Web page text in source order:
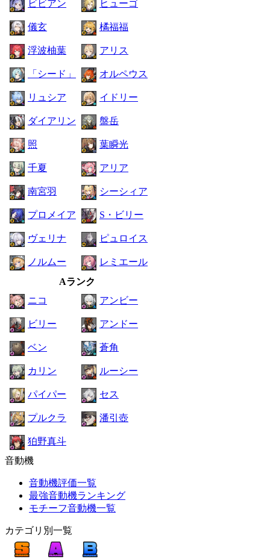
ビビアン ヒューゴ
儀玄 橘福福
浮波柚葉 アリス
「シード」 オルペウス
リュシア イドリー
ダイアリン 盤岳
照 葉瞬光
千夏 アリア
南宮羽 シーシィア
プロメイア S・ビリー
ヴェリナ ピュロイス
ノルムー
レミエール
Aランク
ニコ
アンビー
ビリー アンドー
ベン 蒼角
カリン ルーシー
パイパー セス
プルクラ 潘引壺
狛野真斗
音動機
音動機評価一覧
最強音動機ランキング
モチーフ音動機一覧
カテゴリ別一覧